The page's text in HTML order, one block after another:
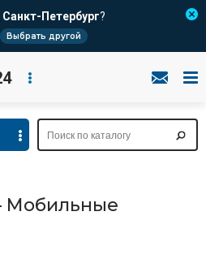
Санкт-Петербург?
Выбрать другой
Мобильные